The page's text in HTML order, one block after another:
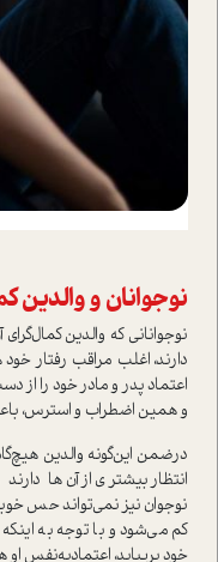
نوجوانان و والدين
نوجواناني كه والدین
دارند، اغلب مراقب رفتار
اعتماد پدر و مادر خود را از
و همين اضطراب و استرس،
در‌ضمن اين‌گونه والدين
انتظار بيشتري از آن‌ها
نوجوان نيز نمي‌تواند حس
كم مي‌شود و با توجه به
خود بر‌بيايد، اعتماد‌به‌نفس